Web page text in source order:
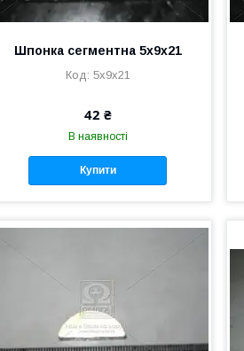
Шпонка сегментна 5х9х21
5х9х21
42 ₴
В наявності
Купити